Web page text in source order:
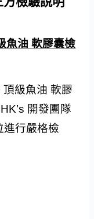
魚油 軟膠囊檢
頂級魚油 軟膠
開發團隊
進行嚴格檢